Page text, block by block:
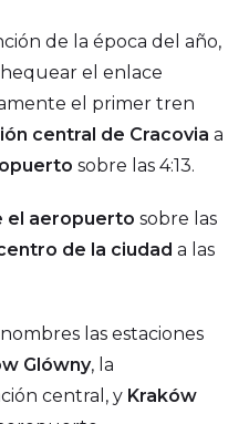
de la época del año,
el enlace
el primer tren
central de Cracovia a
sobre las 4:13.
el aeropuerto sobre las
de la ciudad a las
las estaciones
Glówny, la
central, y Kraków